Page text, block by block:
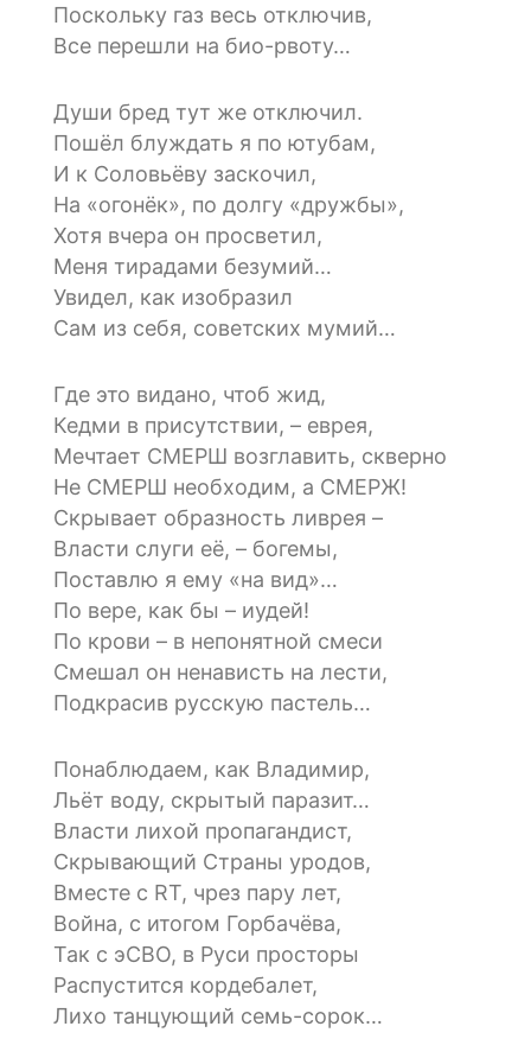
Поскольку газ весь отключив,
Все перешли на био-рвоту…
Души бред тут же отключил.
Пошёл блуждать я по ютубам,
И к Соловьёву заскочил,
На «огонёк», по долгу «дружбы»,
Хотя вчера он просветил,
Меня тирадами безумий…
Увидел, как изобразил
Сам из себя, советских мумий…
Где это видано, чтоб жид,
Кедми в присутствии, – еврея,
Мечтает СМЕРШ возглавить, скверно
Не СМЕРШ необходим, а СМЕРЖ!
Скрывает образность ливрея –
Власти слуги её, – богемы,
Поставлю я ему «на вид»…
По вере, как бы – иудей!
По крови – в непонятной смеси
Смешал он ненависть на лести,
Подкрасив русскую пастель…
Понаблюдаем, как Владимир,
Льёт воду, скрытый паразит…
Власти лихой пропагандист,
Скрывающий Страны уродов,
Вместе с RT, чрез пару лет,
Война, с итогом Горбачёва,
Так с эСВО, в Руси просторы
Распустится кордебалет,
Лихо танцующий семь-сорок…